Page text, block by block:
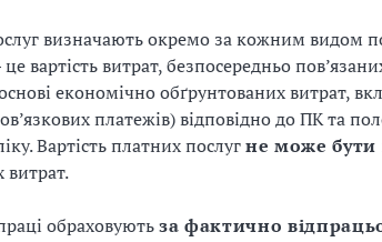
визначають окремо за кожним видом
вартість витрат, безпосередньо
економічно обґрунтованих витрат,
платежів) відповідно до ПК та
Вартість платних послугне може
обраховуютьза фактично